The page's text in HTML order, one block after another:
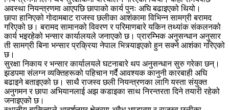
अवस्था नियन्त्रणमा आएपछि छापाको कार्य पुनः अघि बढाइएको थियो।
छापा हानिएको गोदामबाट राजस्व छलीका आशंकामा विभिन्न सामग्री बरामद
गरिएको छ। बरामद सामानको विवरण र परिमाणबारे यकिन तथ्यांक संकलनको
कार्य भइरहेको भन्सार कार्यालयले जनाएको छ। प्रारम्भिक अनुसन्धान अनुसार
ती सामग्री बिना भन्सार प्रक्रिया नेपाल भित्र्याइएको हुन सक्ने आशंका गरिएको
छ।
सुरक्षा निकाय र भन्सार कार्यालयले घटनाबारे थप अनुसन्धान सुरु गरेका छन्।
झडपमा संलग्न व्यक्तिहरूको पहिचान गर्दै आवश्यक कानुनी कारबाही अघि
बढाइने बताइएको छ। साथै राजस्व छली नियन्त्रणका लागि यस्ता संयुक्त
अनुगमन र छापा अभियानलाई अझ कडाइका साथ निरन्तरता दिने तयारी रहेको
जनाइएको छ।